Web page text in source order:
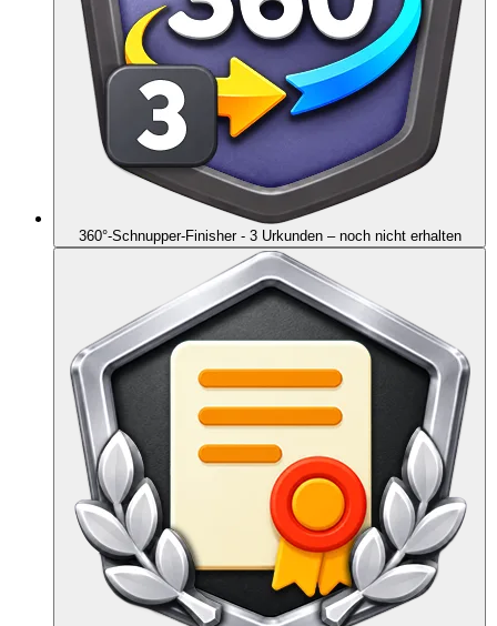
360°-Schnupper-Finisher - 3 Urkunden – noch nicht erhalten